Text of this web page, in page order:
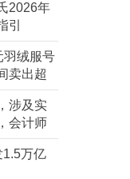
2026年
引
羽绒服号
卖出超
涉及实
会计师
1.5万亿